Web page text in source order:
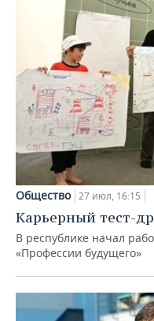
Общество 27 июл, 16:15
Карьерный тест-
В республике начал
«Профессии будущего»